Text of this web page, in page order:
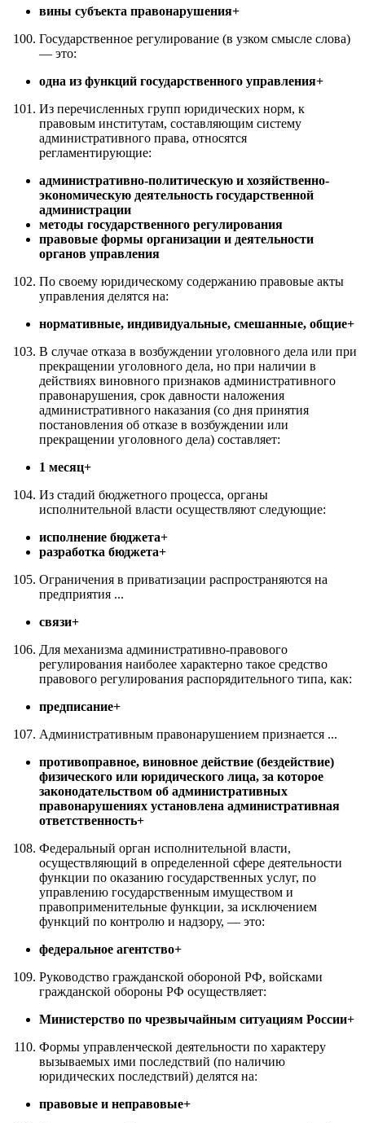
вины субъекта правонарушения+
Государственное регулирование (в узком смысле слова)
— это:
одна из функций государственного управления+
Из перечисленных групп юридических норм, к
правовым институтам, составляющим систему
административного права, относятся
регламентирующие:
административно-политическую и хозяйственно-
экономическую деятельность государственной
администрации
методы государственного регулирования
правовые формы организации и деятельности
органов управления
По своему юридическому содержанию правовые акты
управления делятся на:
нормативные, индивидуальные, смешанные, общие+
В случае отказа в возбуждении уголовного дела или при
прекращении уголовного дела, но при наличии в
действиях виновного признаков административного
правонарушения, срок давности наложения
административного наказания (со дня принятия
постановления об отказе в возбуждении или
прекращении уголовного дела) составляет:
1 месяц+
Из стадий бюджетного процесса, органы
исполнительной власти осуществляют следующие:
исполнение бюджета+
разработка бюджета+
Ограничения в приватизации распространяются на
предприятия ...
связи+
Для механизма административно-правового
регулирования наиболее характерно такое средство
правового регулирования распорядительного типа, как:
предписание+
Административным правонарушением признается ...
противоправное, виновное действие (бездействие)
физического или юридического лица, за которое
законодательством об административных
правонарушениях установлена административная
ответственность+
Федеральный орган исполнительной власти,
осуществляющий в определенной сфере деятельности
функции по оказанию государственных услуг, по
управлению государственным имуществом и
правоприменительные функции, за исключением
функций по контролю и надзору, — это:
федеральное агентство+
Руководство гражданской обороной РФ, войсками
гражданской обороны РФ осуществляет:
Министерство по чрезвычайным ситуациям России+
Формы управленческой деятельности по характеру
вызываемых ими последствий (по наличию
юридических последствий) делятся на:
правовые и неправовые+